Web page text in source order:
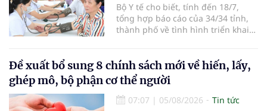
Bộ Y tế cho biết, tính đến 18/7,
tổng hợp báo cáo của 34/34 tỉnh,
thành phố về tình hình triển khai
nhận 32.286.360 người, chiếm gần
30% dân số cả nước đã được khám
sức khỏe định kỳ năm nay.
Đề xuất bổ sung 8 chính sách mới về hiến, lấy,
ghép mô, bộ phận cơ thể người
07:07 | 05/08/2026
Tin tức